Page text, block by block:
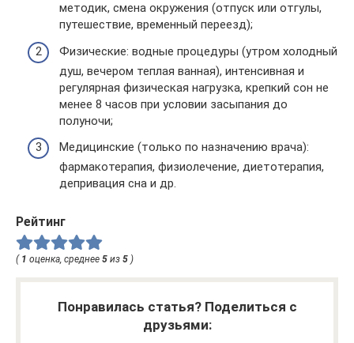
методик, смена окружения (отпуск или отгулы,
путешествие, временный переезд);
Физические: водные процедуры (утром холодный
душ, вечером теплая ванная), интенсивная и
регулярная физическая нагрузка, крепкий сон не
менее 8 часов при условии засыпания до
полуночи;
Медицинские (только по назначению врача):
фармакотерапия, физиолечение, диетотерапия,
депривация сна и др.
Рейтинг
( 1 оценка, среднее 5 из 5 )
Понравилась статья? Поделиться с
друзьями: